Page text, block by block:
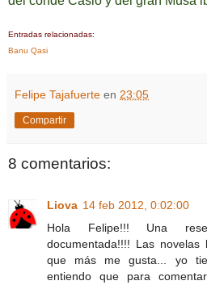
Entradas relacionadas:
Banu Qasi
Felipe Tajafuerte en 23:05
Compartir
8 comentarios:
Liova 14 feb 2012, 0:02:00
Hola Felipe!!! Una
documentada!!!! Las
que más me gusta... yo
entiendo que para